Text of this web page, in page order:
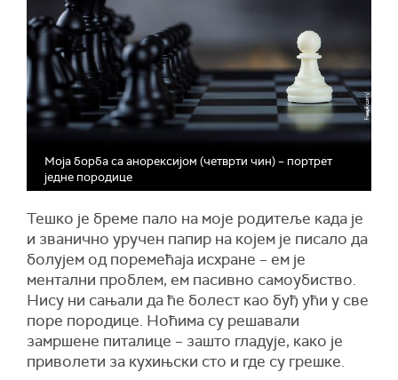
Моја борба са анорексијом (четврти чин) – портрет
једне породице
Тешко је бреме пало на моје родитељe када је
и званично уручен папир на којем је писало да
болујем од поремећаја исхране – ем је
ментални проблем, ем пасивно самоубиство.
Нису ни сањали да ће болест као буђ ући у све
поре породице. Ноћима су решавали
замршене питалице – зашто гладује, како је
приволети за кухињски сто и где су грешке.